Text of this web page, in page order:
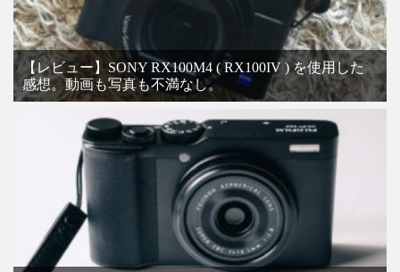
【レビュー】SONY RX100M4 ( RX100IV ) を使用した
感想。動画も写真も不満なし。